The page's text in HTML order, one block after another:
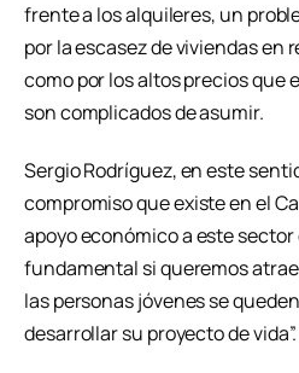
frente a los alquileres, un
por la escasez de viviendas en
como por los altos precios que
son complicados de asumir.
Sergio Rodríguez, en este
compromiso que existe en el
apoyo económico a este sector
fundamental si queremos
las personas jóvenes se
desarrollar su proyecto de vida”.